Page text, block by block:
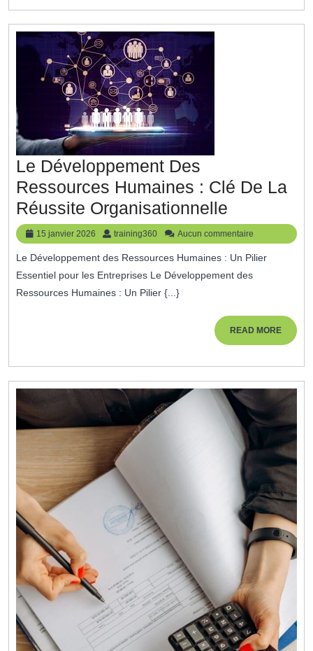
Le Développement Des
Ressources Humaines : Clé De La
Réussite Organisationnelle
Des
:
Clé
Réussite
15 janvier 2026
15
janvier
2026
training360 training360
Aucun commentaire
Le Développement des Ressources Humaines : Un Pilier
Essentiel pour les Entreprises Le Développement des
Ressources Humaines : Un Pilier {...}
READ MOREREAD
MORE